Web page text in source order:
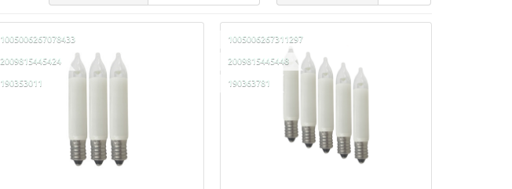
1005006267078433
2009815445424
190353011
1005006267311297
2009815445448
190363781